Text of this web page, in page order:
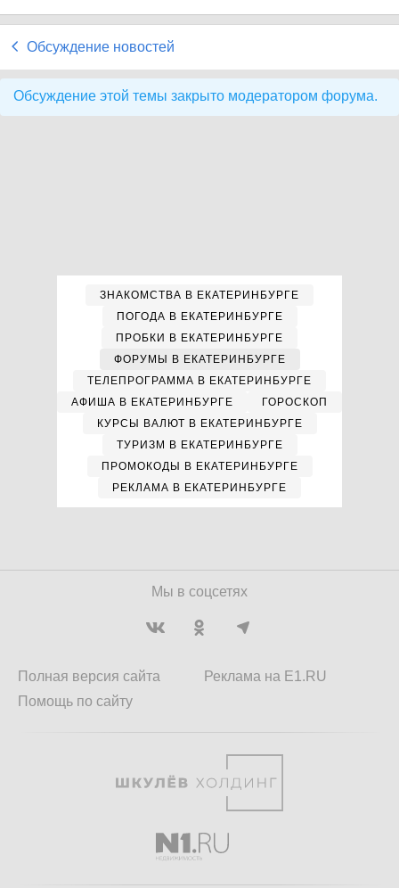
Обсуждение новостей
Обсуждение этой темы закрыто модератором форума.
ЗНАКОМСТВА В ЕКАТЕРИНБУРГЕ
ПОГОДА В ЕКАТЕРИНБУРГЕ
ПРОБКИ В ЕКАТЕРИНБУРГЕ
ФОРУМЫ В ЕКАТЕРИНБУРГЕ
ТЕЛЕПРОГРАММА В ЕКАТЕРИНБУРГЕ
АФИША В ЕКАТЕРИНБУРГЕ
ГОРОСКОП
КУРСЫ ВАЛЮТ В ЕКАТЕРИНБУРГЕ
ТУРИЗМ В ЕКАТЕРИНБУРГЕ
ПРОМОКОДЫ В ЕКАТЕРИНБУРГЕ
РЕКЛАМА В ЕКАТЕРИНБУРГЕ
Мы в соцсетях
Полная версия сайта
Помощь по сайту
Реклама на E1.RU